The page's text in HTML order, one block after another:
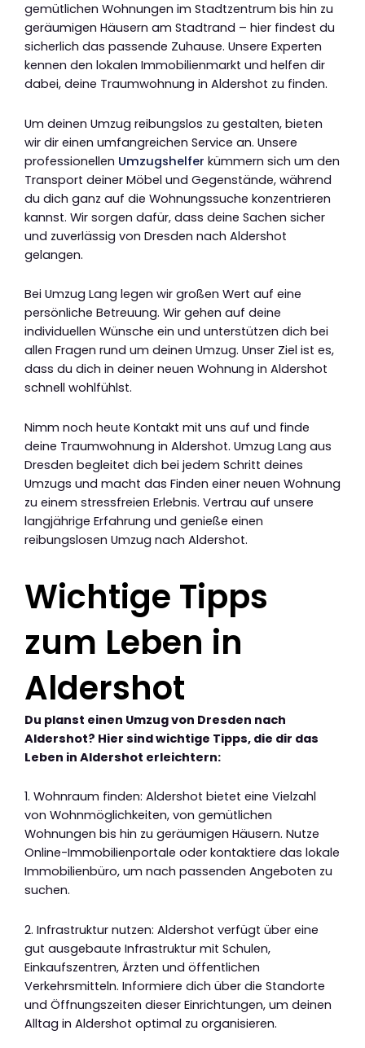
gemütlichen Wohnungen im Stadtzentrum bis hin zu
geräumigen Häusern am Stadtrand – hier findest du
sicherlich das passende Zuhause. Unsere Experten
kennen den lokalen Immobilienmarkt und helfen dir
dabei, deine Traumwohnung in Aldershot zu finden.
Um deinen Umzug reibungslos zu gestalten, bieten
wir dir einen umfangreichen Service an. Unsere
professionellen Umzugshelfer kümmern sich um den
Transport deiner Möbel und Gegenstände, während
du dich ganz auf die Wohnungssuche konzentrieren
kannst. Wir sorgen dafür, dass deine Sachen sicher
und zuverlässig von Dresden nach Aldershot
gelangen.
Bei Umzug Lang legen wir großen Wert auf eine
persönliche Betreuung. Wir gehen auf deine
individuellen Wünsche ein und unterstützen dich bei
allen Fragen rund um deinen Umzug. Unser Ziel ist es,
dass du dich in deiner neuen Wohnung in Aldershot
schnell wohlfühlst.
Nimm noch heute Kontakt mit uns auf und finde
deine Traumwohnung in Aldershot. Umzug Lang aus
Dresden begleitet dich bei jedem Schritt deines
Umzugs und macht das Finden einer neuen Wohnung
zu einem stressfreien Erlebnis. Vertrau auf unsere
langjährige Erfahrung und genieße einen
reibungslosen Umzug nach Aldershot.
Wichtige Tipps
zum Leben in
Aldershot
Du planst einen Umzug von Dresden nach
Aldershot? Hier sind wichtige Tipps, die dir das
Leben in Aldershot erleichtern:
1. Wohnraum finden: Aldershot bietet eine Vielzahl
von Wohnmöglichkeiten, von gemütlichen
Wohnungen bis hin zu geräumigen Häusern. Nutze
Online-Immobilienportale oder kontaktiere das lokale
Immobilienbüro, um nach passenden Angeboten zu
suchen.
2. Infrastruktur nutzen: Aldershot verfügt über eine
gut ausgebaute Infrastruktur mit Schulen,
Einkaufszentren, Ärzten und öffentlichen
Verkehrsmitteln. Informiere dich über die Standorte
und Öffnungszeiten dieser Einrichtungen, um deinen
Alltag in Aldershot optimal zu organisieren.